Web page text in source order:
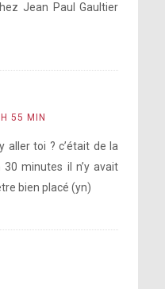
Jean Paul Gaultier
55 MIN
aller toi ? c’était de la
minutes il n’y avait
bien placé (yn)